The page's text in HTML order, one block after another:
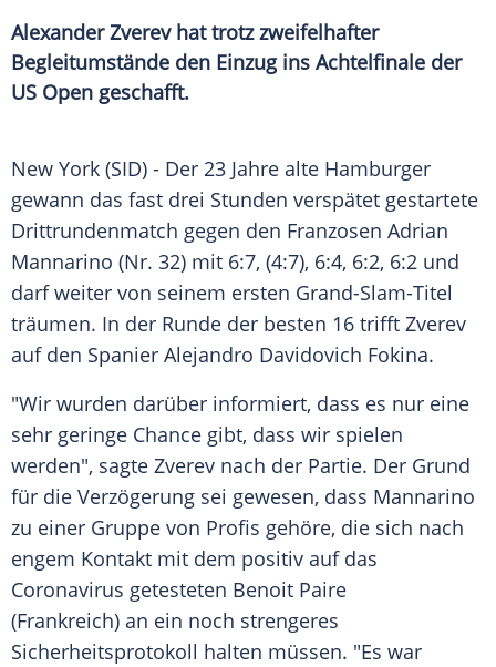
Alexander Zverev hat trotz zweifelhafter
Begleitumstände den Einzug ins Achtelfinale der
US Open geschafft.
New York (SID) - Der 23 Jahre alte Hamburger
gewann das fast drei Stunden verspätet gestartete
Drittrundenmatch gegen den Franzosen Adrian
Mannarino (Nr. 32) mit 6:7, (4:7), 6:4, 6:2, 6:2 und
darf weiter von seinem ersten Grand-Slam-Titel
träumen. In der Runde der besten 16 trifft Zverev
auf den Spanier Alejandro Davidovich Fokina.
"Wir wurden darüber informiert, dass es nur eine
sehr geringe Chance gibt, dass wir spielen
werden", sagte Zverev nach der Partie. Der Grund
für die Verzögerung sei gewesen, dass Mannarino
zu einer Gruppe von Profis gehöre, die sich nach
engem Kontakt mit dem positiv auf das
Coronavirus getesteten Benoit Paire
(Frankreich) an ein noch strengeres
Sicherheitsprotokoll halten müssen. "Es war